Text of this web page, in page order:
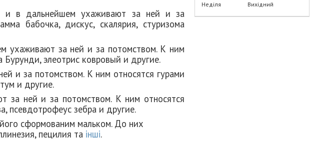
и в дальнейшем ухаживают за ней и за
бабочка, дискус, скалярия, стуризома
ухаживают за ней и за потомством. К ним
Бурунди, элеотрис ковровый и другие.
и за потомством. К ним относятся гурами
и другие.
за ней и за потомством. К ним относятся
псевдотрофеус зебра и другие.
його сформованим мальком. До них
пецилия та інші.
Неділя
Вихідний